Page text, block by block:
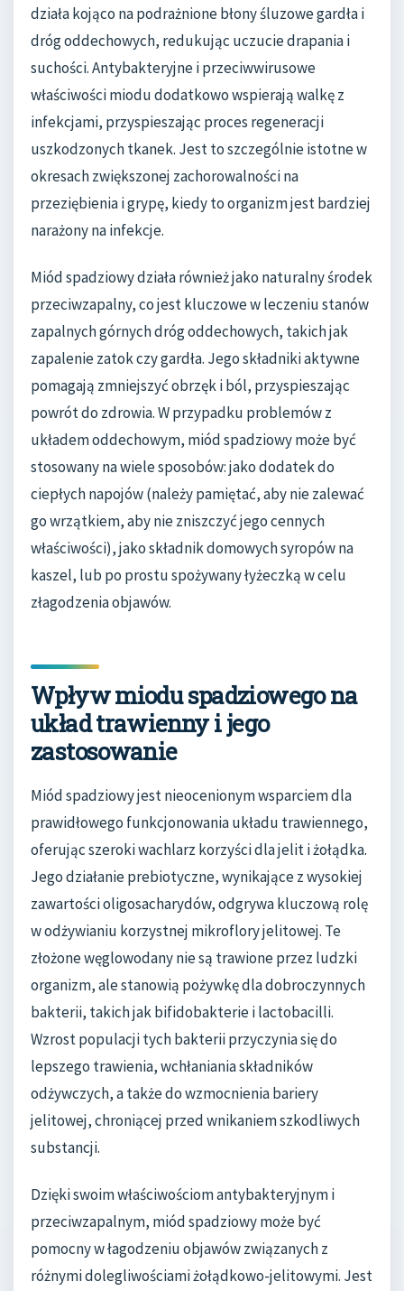
działa kojąco na podrażnione błony śluzowe gardła i
dróg oddechowych, redukując uczucie drapania i
suchości. Antybakteryjne i przeciwwirusowe
właściwości miodu dodatkowo wspierają walkę z
infekcjami, przyspieszając proces regeneracji
uszkodzonych tkanek. Jest to szczególnie istotne w
okresach zwiększonej zachorowalności na
przeziębienia i grypę, kiedy to organizm jest bardziej
narażony na infekcje.
Miód spadziowy działa również jako naturalny środek
przeciwzapalny, co jest kluczowe w leczeniu stanów
zapalnych górnych dróg oddechowych, takich jak
zapalenie zatok czy gardła. Jego składniki aktywne
pomagają zmniejszyć obrzęk i ból, przyspieszając
powrót do zdrowia. W przypadku problemów z
układem oddechowym, miód spadziowy może być
stosowany na wiele sposobów: jako dodatek do
ciepłych napojów (należy pamiętać, aby nie zalewać
go wrzątkiem, aby nie zniszczyć jego cennych
właściwości), jako składnik domowych syropów na
kaszel, lub po prostu spożywany łyżeczką w celu
złagodzenia objawów.
Wpływ miodu spadziowego na
układ trawienny i jego
zastosowanie
Miód spadziowy jest nieocenionym wsparciem dla
prawidłowego funkcjonowania układu trawiennego,
oferując szeroki wachlarz korzyści dla jelit i żołądka.
Jego działanie prebiotyczne, wynikające z wysokiej
zawartości oligosacharydów, odgrywa kluczową rolę
w odżywianiu korzystnej mikroflory jelitowej. Te
złożone węglowodany nie są trawione przez ludzki
organizm, ale stanowią pożywkę dla dobroczynnych
bakterii, takich jak bifidobakterie i lactobacilli.
Wzrost populacji tych bakterii przyczynia się do
lepszego trawienia, wchłaniania składników
odżywczych, a także do wzmocnienia bariery
jelitowej, chroniącej przed wnikaniem szkodliwych
substancji.
Dzięki swoim właściwościom antybakteryjnym i
przeciwzapalnym, miód spadziowy może być
pomocny w łagodzeniu objawów związanych z
różnymi dolegliwościami żołądkowo-jelitowymi. Jest